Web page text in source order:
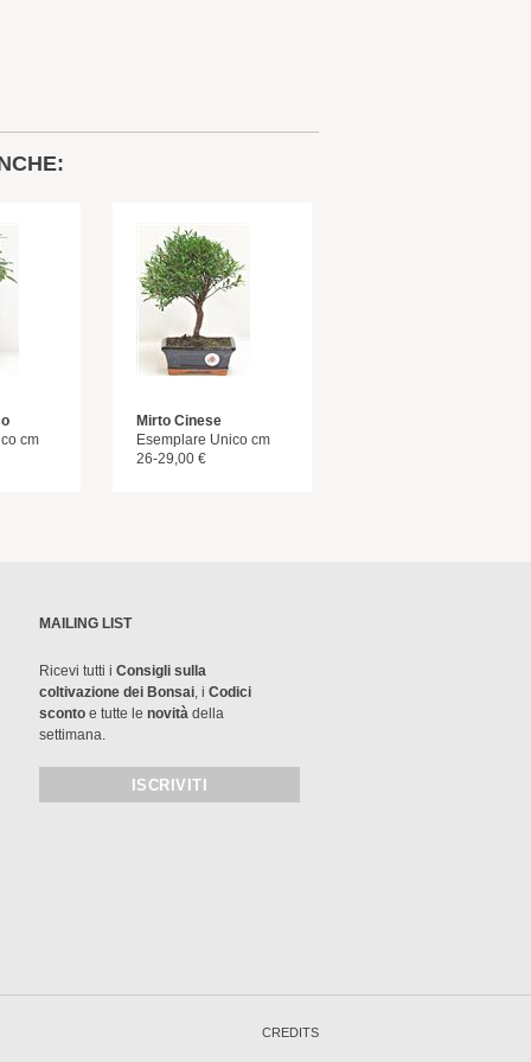
cm
Mirto Cinese
Esemplare Unico cm
26-29,00 €
MAILING LIST
Ricevi tutti i Consigli sulla
coltivazione dei Bonsai, i Codici
sconto e tutte le novità della
settimana.
CREDITS